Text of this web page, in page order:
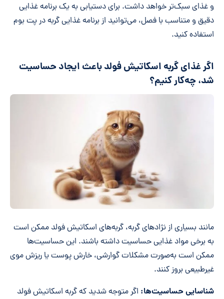
و غذای سبک‌تر خواهد داشت. برای دستیابی به یک برنامه غذایی
دقیق و متناسب با فصل، می‌توانید از برنامه غذایی گربه در پت بوم
استفاده کنید.
اگر غذای گربه اسکاتیش فولد باعث ایجاد حساسیت
شد، چه‌کار کنیم؟
مانند بسیاری از نژادهای گربه، گربه‌های اسکاتیش فولد ممکن است
به برخی مواد غذایی حساسیت داشته باشند. این حساسیت‌ها
ممکن است به‌صورت مشکلات گوارشی، خارش پوست یا ریزش موی
غیرطبیعی بروز کنند.
شناسایی حساسیت‌ها: اگر متوجه شدید که گربه اسکاتیش فولد